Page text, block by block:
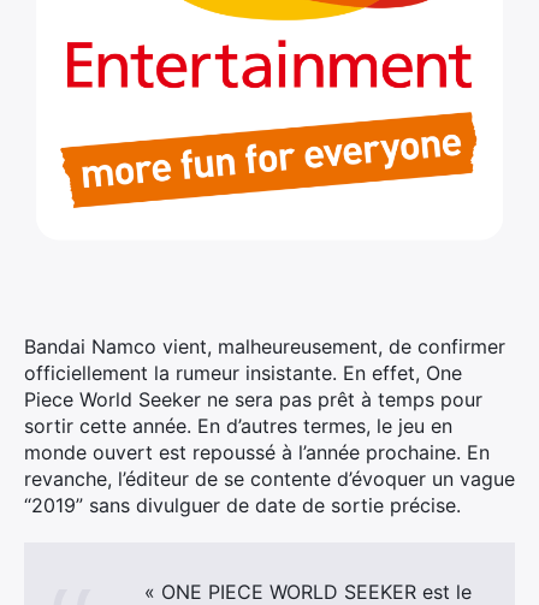
Bandai Namco vient, malheureusement, de confirmer
officiellement la rumeur insistante. En effet, One
Piece World Seeker ne sera pas prêt à temps pour
sortir cette année. En d’autres termes, le jeu en
monde ouvert est repoussé à l’année prochaine. En
revanche, l’éditeur de se contente d’évoquer un vague
“2019” sans divulguer de date de sortie précise.
« ONE PIECE WORLD SEEKER est le